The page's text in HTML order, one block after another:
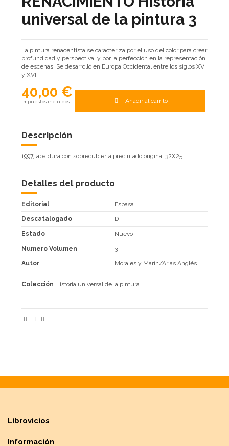
universal de la pintura 3
La pintura renacentista se caracteriza por el uso del color para crear
profundidad y perspectiva, y por la perfección en la representación
de escenas. Se desarrolló en Europa Occidental entre los siglos XV
y XVI.
40,00 €
Impuestos incluidos Añadir al carrito
Descripción
1997,tapa dura con sobrecubierta,precintado original.32X25.
Detalles del producto
Editorial Espasa
Descatalogado D
Estado Nuevo
Numero Volumen 3
Autor Morales y Marín/Arias Anglés
Colección Historia universal de la pintura
Librovicios
Información